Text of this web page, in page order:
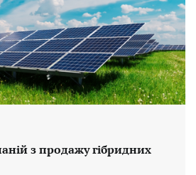
з продажу гібридних